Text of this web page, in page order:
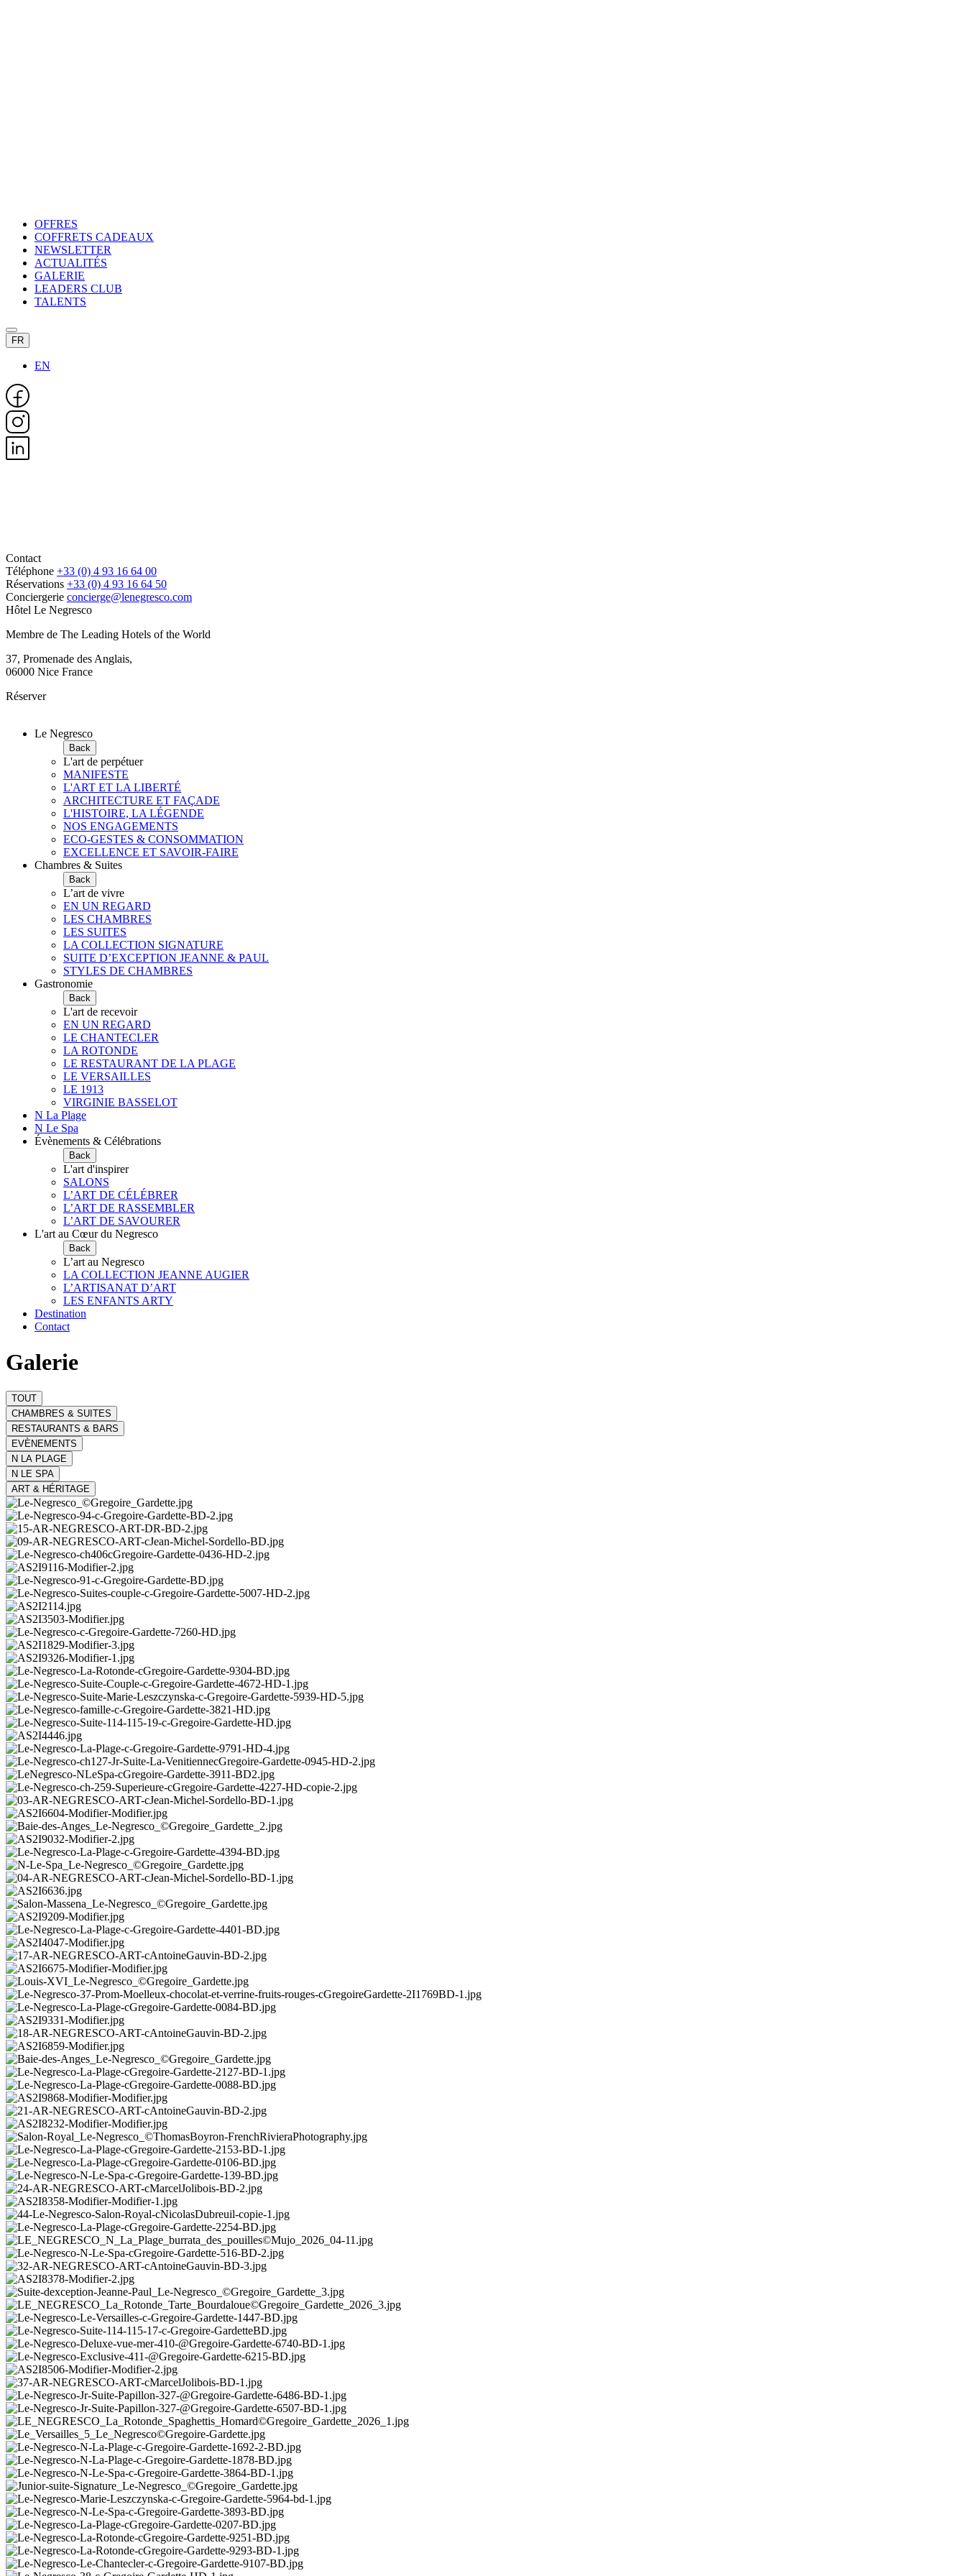
OFFRES
COFFRETS CADEAUX
NEWSLETTER
ACTUALITÉS
GALERIE
LEADERS CLUB
TALENTS
FR
EN
Contact
Téléphone +33 (0) 4 93 16 64 00
Réservations +33 (0) 4 93 16 64 50
Conciergerie concierge@lenegresco.com
Hôtel Le Negresco
Membre de The Leading Hotels of the World
37, Promenade des Anglais,
06000 Nice France
Réserver
Le Negresco
Back
L'art de perpétuer
MANIFESTE
L'ART ET LA LIBERTÉ
ARCHITECTURE ET FAÇADE
L'HISTOIRE, LA LÉGENDE
NOS ENGAGEMENTS
ECO-GESTES & CONSOMMATION
EXCELLENCE ET SAVOIR-FAIRE
Chambres & Suites
Back
L’art de vivre
EN UN REGARD
LES CHAMBRES
LES SUITES
LA COLLECTION SIGNATURE
SUITE D’EXCEPTION JEANNE & PAUL
STYLES DE CHAMBRES
Gastronomie
Back
L'art de recevoir
EN UN REGARD
LE CHANTECLER
LA ROTONDE
LE RESTAURANT DE LA PLAGE
LE VERSAILLES
LE 1913
VIRGINIE BASSELOT
N La Plage
N Le Spa
Évènements & Célébrations
Back
L'art d'inspirer
SALONS
L’ART DE CÉLÉBRER
L’ART DE RASSEMBLER
L’ART DE SAVOURER
L'art au Cœur du Negresco
Back
L’art au Negresco
LA COLLECTION JEANNE AUGIER
L’ARTISANAT D’ART
LES ENFANTS ARTY
Destination
Contact
Galerie
TOUT
CHAMBRES & SUITES
RESTAURANTS & BARS
EVÈNEMENTS
N LA PLAGE
N LE SPA
ART & HÉRITAGE